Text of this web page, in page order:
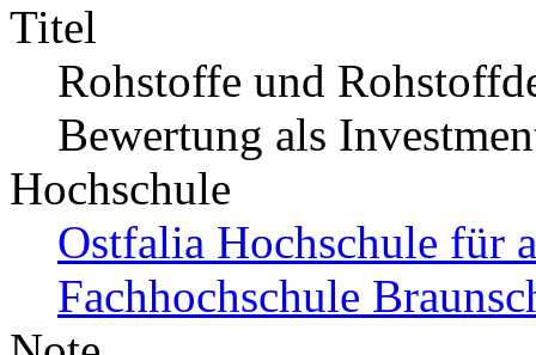
Titel
Rohstoffe und
Bewertung als
Hochschule
Ostfalia Hochschule für
Fachhochschule